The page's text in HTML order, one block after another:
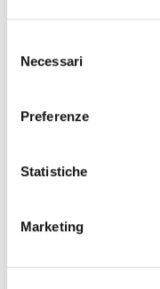
delNecessari
Preferenze
Statistiche
Marketing